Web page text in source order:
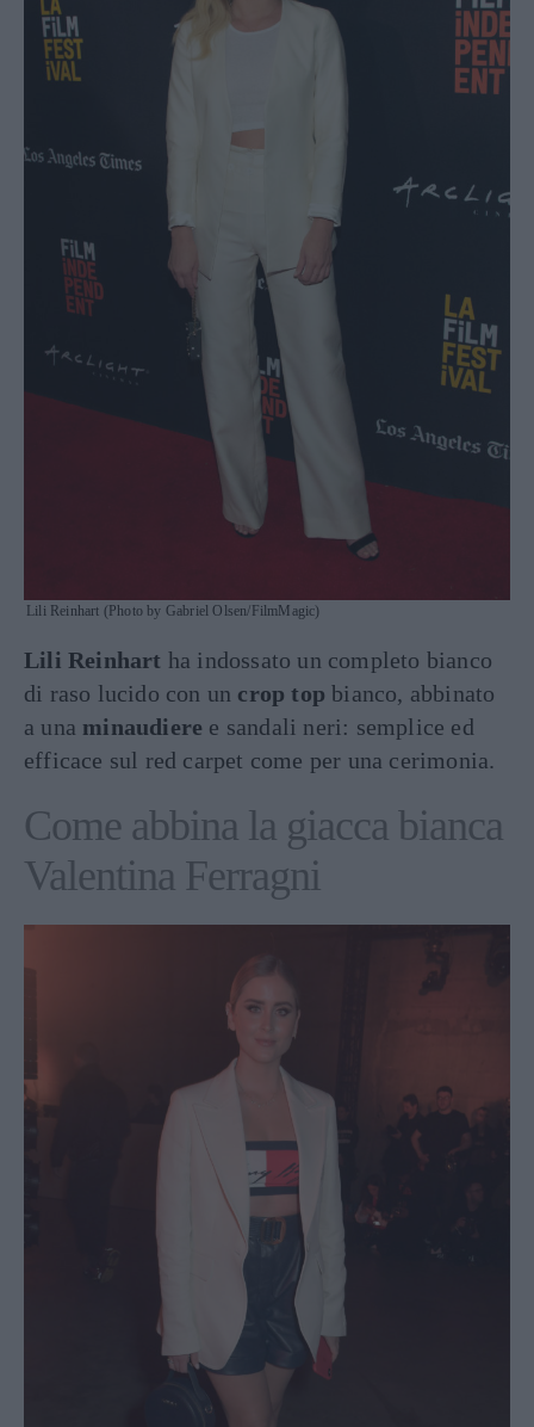
Lili Reinhart (Photo by Gabriel Olsen/FilmMagic)
Lili Reinhart ha indossato un completo bianco
di raso lucido con un crop top bianco, abbinato
a una minaudiere e sandali neri: semplice ed
efficace sul red carpet come per una cerimonia.
Come abbina la giacca bianca
Valentina Ferragni